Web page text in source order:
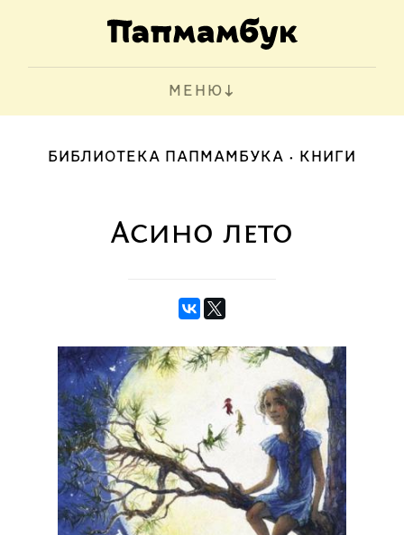
МЕНЮ
БИБЛИОТЕКА ПАПМАМБУКА КНИГИ
Асино лето